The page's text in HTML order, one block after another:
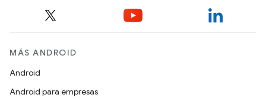
MÁS ANDROID
Android
Android para empresas